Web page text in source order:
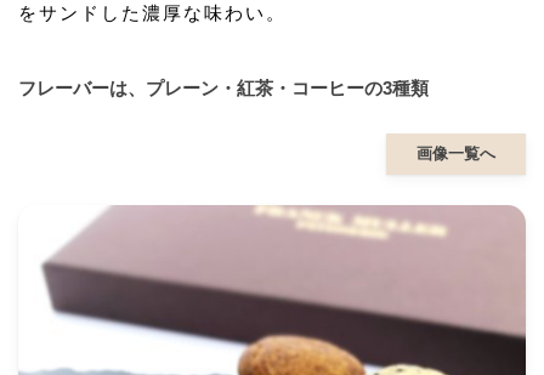
をサンドした濃厚な味わい。
フレーバーは、プレーン・紅茶・コーヒーの3種類
画像一覧へ